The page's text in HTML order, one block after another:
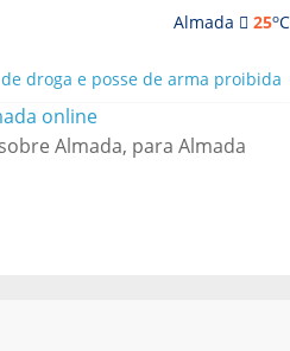
Almada 25oC
droga e posse de arma proibida
e ensinamentos necessários
e ASAE detectam
restaurantes
“foi um problema de má
Almada, para Almada